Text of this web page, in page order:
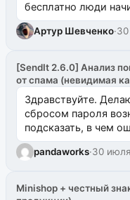
бесплатно люди
Артур Шевченко·
[SendIt 2.6.0] Анализ
от спама (невидимая
Здравствуйте.
сбросом пароля
подсказать, в чем
одноименном
pandaworks·30
Minishop + честный